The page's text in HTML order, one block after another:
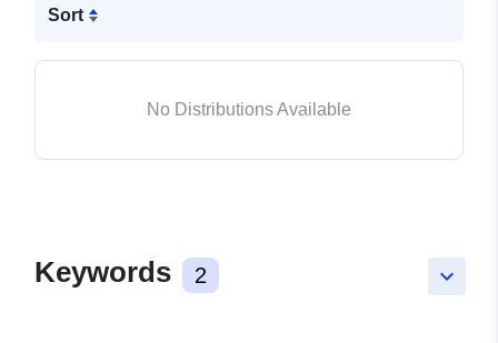
Sort
No Distributions Available
keyboard_arrow_down
Keywords 2